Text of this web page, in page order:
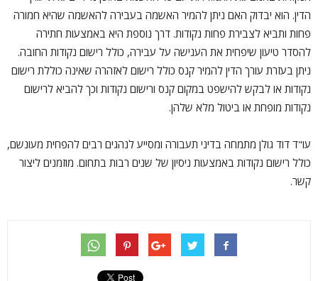
הדין. הוא יבדוק האם ניתן להמיר האשמה בעבירה להאשמה שהיא חמורה
פחות ותביא לצבירת פחות נקודות. דרך נוספת היא באמצעות חתירה
להסדר טיעון שיפחית את הענישה על עבירה, כולל רישום נקודות החובה.
ניתן בעזרת עורך הדין להמיר קנס כולל רישום לאזהרה שאינה כוללת רישום
נקודות או לבקש להישפט במקום קנס ורישום נקודות וכך להביא לרישום
נקודות מופחת או ביטול מלא שלהן.
עו"ד דוד גולן מתמחה בדיני תעבורה ומסייע לנהגים רבים להפחית מעונשם,
כולל רישום נקודות באמצעות ניסיון של שנים רבות בתחום. מוזמנים ליצור
קשר.